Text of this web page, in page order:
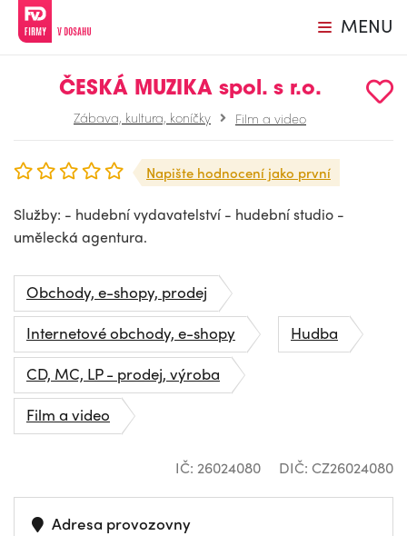
MENU
ČESKÁ MUZIKA spol. s r.o.
Zábava, kultura, koníčky Film a video
Napište hodnocení jako první
Služby: - hudební vydavatelství - hudební studio -
umělecká agentura.
Obchody, e-shopy, prodej
Internetové obchody, e-shopy
Hudba
CD, MC, LP - prodej, výroba
Film a video
IČ: 26024080 DIČ: CZ26024080
Adresa provozovny